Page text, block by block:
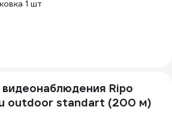
1 шт
Ripo
outdoor standart (200 м)